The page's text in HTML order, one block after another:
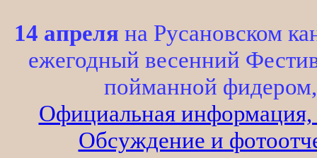
14 апреля на Русановском
ежегодный весенний
пойманной
Официальная информация,
Обсуждение и